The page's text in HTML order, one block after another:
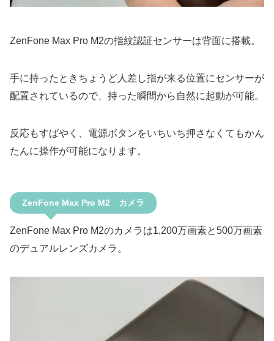
ZenFone Max Pro M2の指紋認証センサーは背面に搭載。
手に持ったときちょうど人差し指が来る位置にセンサーが
配置されているので、持った瞬間から自然に起動が可能。
反応もすばやく、電源ボタンをいちいち押さなくてもかん
たんに操作が可能になります。
ZenFone Max Pro M2 カメラ
ZenFone Max Pro M2のカメラは1,200万画素と500万画素
のデュアルレンズカメラ。